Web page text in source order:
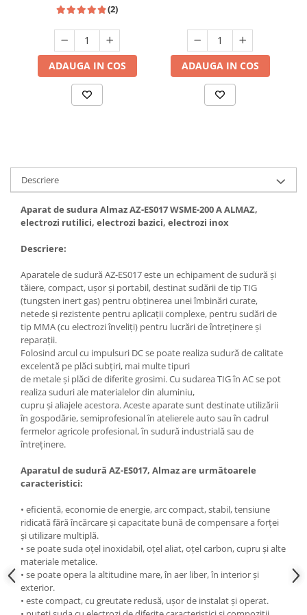
Hote bucatarie
Consumabile
Hota tavan
Hote cupolare
Hote decorative
Hote incorporabile
Masini de Spalat Rufe & Uscatoare
Accesorii masini de spalat &
uscatoare
Masini automate de spalat rufe
Masini de spalat rufe cu uscator
Uscatoare de rufe
Masini de spalat vase
Masini de spalat vase incorporabile
Masini de spalat vase
independente
Motoburghiu/Foreza pamant
Pachete Incorporabile
Pirostrii & Arzatoare
Plasa umbrire
Radiatoare
Sere
Sobe pe gaz & electrice
Suflante & Aspiratoare
Aspiratoare
Suflante Frunze
(2)
ADAUGA IN COS ADAUGA IN COS
Descriere
Aparat de sudura Almaz AZ-ES017 WSME-200 A ALMAZ,
electrozi rutilici, electrozi bazici, electrozi inox
Descriere:
Aparatele de sudură AZ-ES017 este un echipament de sudură și
tăiere, compact, ușor și portabil, destinat sudării de tip TIG
(tungsten inert gas) pentru obținerea unei îmbinări curate,
netede și rezistente pentru aplicații complexe, pentru sudări de
tip MMA (cu electrozi înveliți) pentru lucrări de întreținere și
reparații.
Folosind arcul cu impulsuri DC se poate realiza sudură de calitate
excelentă pe plăci subţiri, mai multe tipuri
de metale și plăci de diferite grosimi. Cu sudarea TIG în AC se pot
realiza suduri ale materialelor din aluminiu,
cupru şi aliajele acestora. Aceste aparate sunt destinate utilizării
în gospodărie, semiprofesional în atelierele auto sau în cadrul
fermelor agricole profesional, în sudură industrială sau de
întreţinere.
Aparatul de sudură AZ-ES017, Almaz are următoarele
caracteristici:
• eficientă, economie de energie, arc compact, stabil, tensiune
ridicată fără încărcare și capacitate bună de compensare a forței
și utilizare multiplă.
• se poate suda oțel inoxidabil, oțel aliat, oțel carbon, cupru și alte
materiale metalice.
• se poate opera la altitudine mare, în aer liber, în interior și
exterior.
• este compact, cu greutate redusă, ușor de instalat și operat.